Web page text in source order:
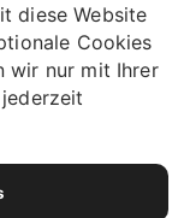
diese Website
Cookies
wir nur mit Ihrer